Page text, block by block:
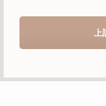
情報を第三者に提供する
す。